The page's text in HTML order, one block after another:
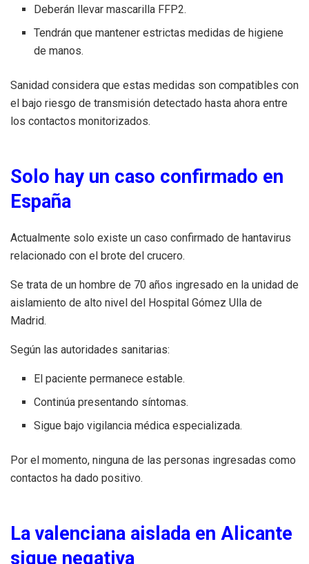
Deberán llevar mascarilla FFP2.
Tendrán que mantener estrictas medidas de higiene
de manos.
Sanidad considera que estas medidas son compatibles con
el bajo riesgo de transmisión detectado hasta ahora entre
los contactos monitorizados.
Solo hay un caso confirmado en
España
Actualmente solo existe un caso confirmado de hantavirus
relacionado con el brote del crucero.
Se trata de un hombre de 70 años ingresado en la unidad de
aislamiento de alto nivel del Hospital Gómez Ulla de
Madrid.
Según las autoridades sanitarias:
El paciente permanece estable.
Continúa presentando síntomas.
Sigue bajo vigilancia médica especializada.
Por el momento, ninguna de las personas ingresadas como
contactos ha dado positivo.
La valenciana aislada en Alicante
sigue negativa